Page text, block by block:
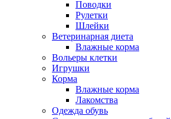
Поводки
Рулетки
Шлейки
Ветеринарная диета
Влажные корма
Вольеры клетки
Игрушки
Корма
Влажные корма
Лакомства
Одежда обувь